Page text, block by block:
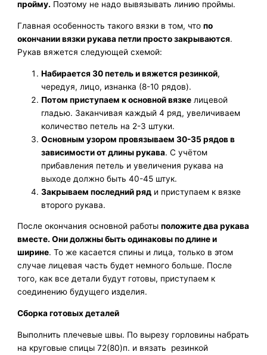
пройму. Поэтому не надо вывязывать линию проймы.
Главная особенность такого вязки в том, чтопо
окончании вязки рукава петли просто закрываются.
Рукав вяжется следующей схемой:
Набирается 30 петель и вяжется резинкой,
чередуя, лицо, изнанка (8-10 рядов).
Потом приступаем к основной вязке лицевой
гладью. Заканчивая каждый 4 ряд, увеличиваем
количество петель на 2-3 штуки.
Основным узором провязываем 30-35 рядов в
зависимости от длины рукава. С учётом
прибавления петель и увеличения рукава на
выходе должно быть 40-45 штук.
Закрываем последний ряд и приступаем к вязке
второго рукава.
После окончания основной работыположите два рукава
вместе. Они должны быть одинаковы по длине и
ширине. То же касается спины и лица, только в этом
случае лицевая часть будет немного больше. После
того, как все детали будут готовы, приступаем к
соединению будущего изделия.
Сборка готовых деталей
Выполнить плечевые швы. По вырезу горловины набрать
на круговые спицы 72(80)п. и вязать резинкой